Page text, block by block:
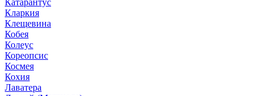
Кларкия
Клещевина
Кобея
Колеус
Кореопсис
Космея
Кохия
Лаватера